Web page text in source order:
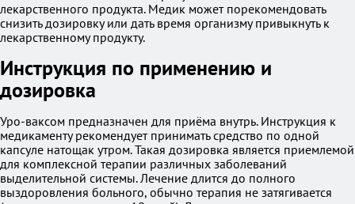
лекарственного продукта. Медик может порекомендовать
снизить дозировку или дать время организму привыкнуть к
лекарственному продукту.
Инструкция по применению и
дозировка
Уро-ваксом предназначен для приёма внутрь. Инструкция к
медикаменту рекомендует принимать средство по одной
капсуле натощак утром. Такая дозировка является приемлемой
для комплексной терапии различных заболеваний
выделительной системы. Лечение длится до полного
выздоровления больного, обычно терапия не затягивается